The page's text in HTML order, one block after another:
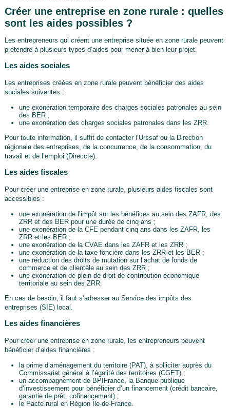
Créer une entreprise en zone rurale : quelles
sont les aides possibles ?
Les entrepreneurs qui créent une entreprise située en zone rurale peuvent
prétendre à plusieurs types d’aides pour mener à bien leur projet.
Les aides sociales
Les entreprises créées en zone rurale peuvent bénéficier des aides
sociales suivantes :
une exonération temporaire des charges sociales patronales au sein
des BER ;
une exonération des charges sociales patronales dans les ZRR.
Pour toute information, il suffit de contacter l’Urssaf ou la Direction
régionale des entreprises, de la concurrence, de la consommation, du
travail et de l’emploi (Direccte).
Les aides fiscales
Pour créer une entreprise en zone rurale, plusieurs aides fiscales sont
accessibles :
une exonération de l’impôt sur les bénéfices au sein des ZAFR, des
ZRR et des BER pour une durée de cinq ans ;
une exonération de la CFE pendant cinq ans dans les ZAFR, les
ZRR et les BER ;
une exonération de la CVAE dans les ZAFR et les ZRR ;
une exonération de la taxe foncière dans les ZRR et les BER ;
une réduction des droits de mutation sur l’achat de fonds de
commerce et de clientèle au sein des ZRR ;
une exonération de plein de droit de contribution économique
territoriale au sein des ZRR.
En cas de besoin, il faut s’adresser au Service des impôts des
entreprises (SIE) local.
Les aides financières
Pour créer une entreprise en zone rurale, les entrepreneurs peuvent
bénéficier d’aides financières :
la prime d’aménagement du territoire (PAT), à solliciter auprès du
Commissariat général à l’égalité des territoires (CGET) ;
un accompagnement de BPIFrance, la Banque publique
d’investissement pour bénéficier d’un financement (crédit bancaire,
garantie de prêt, cofinancement) ;
le Pacte rural en Région Île-de-France.